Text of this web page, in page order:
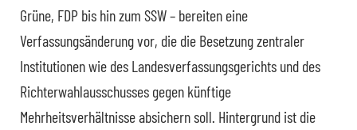
Grüne, FDP bis hin zum SSW – bereiten eine
Verfassungsänderung vor, die die Besetzung zentraler
Institutionen wie des Landesverfassungsgerichts und des
Richterwahlausschusses gegen künftige
Mehrheitsverhältnisse absichern soll. Hintergrund ist die